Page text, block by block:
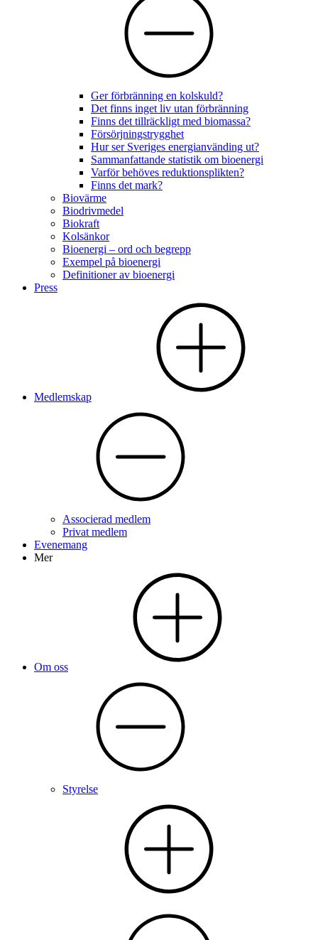
Ger förbränning en kolskuld?
Det finns inget liv utan förbränning
Finns det tillräckligt med biomassa?
Försörjningstrygghet
Hur ser Sveriges energianvänding ut?
Sammanfattande statistik om bioenergi
Varför behöves reduktionsplikten?
Finns det mark?
Biovärme
Biodrivmedel
Biokraft
Kolsänkor
Bioenergi – ord och begrepp
Exempel på bioenergi
Definitioner av bioenergi
Press
Medlemskap
Associerad medlem
Privat medlem
Evenemang
Mer
Om oss
Styrelse